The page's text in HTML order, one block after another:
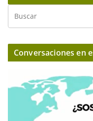
Conversaciones en
e